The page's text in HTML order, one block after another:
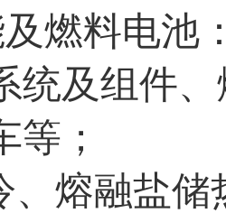
燃料电池
统及组件
等；
、熔融盐储